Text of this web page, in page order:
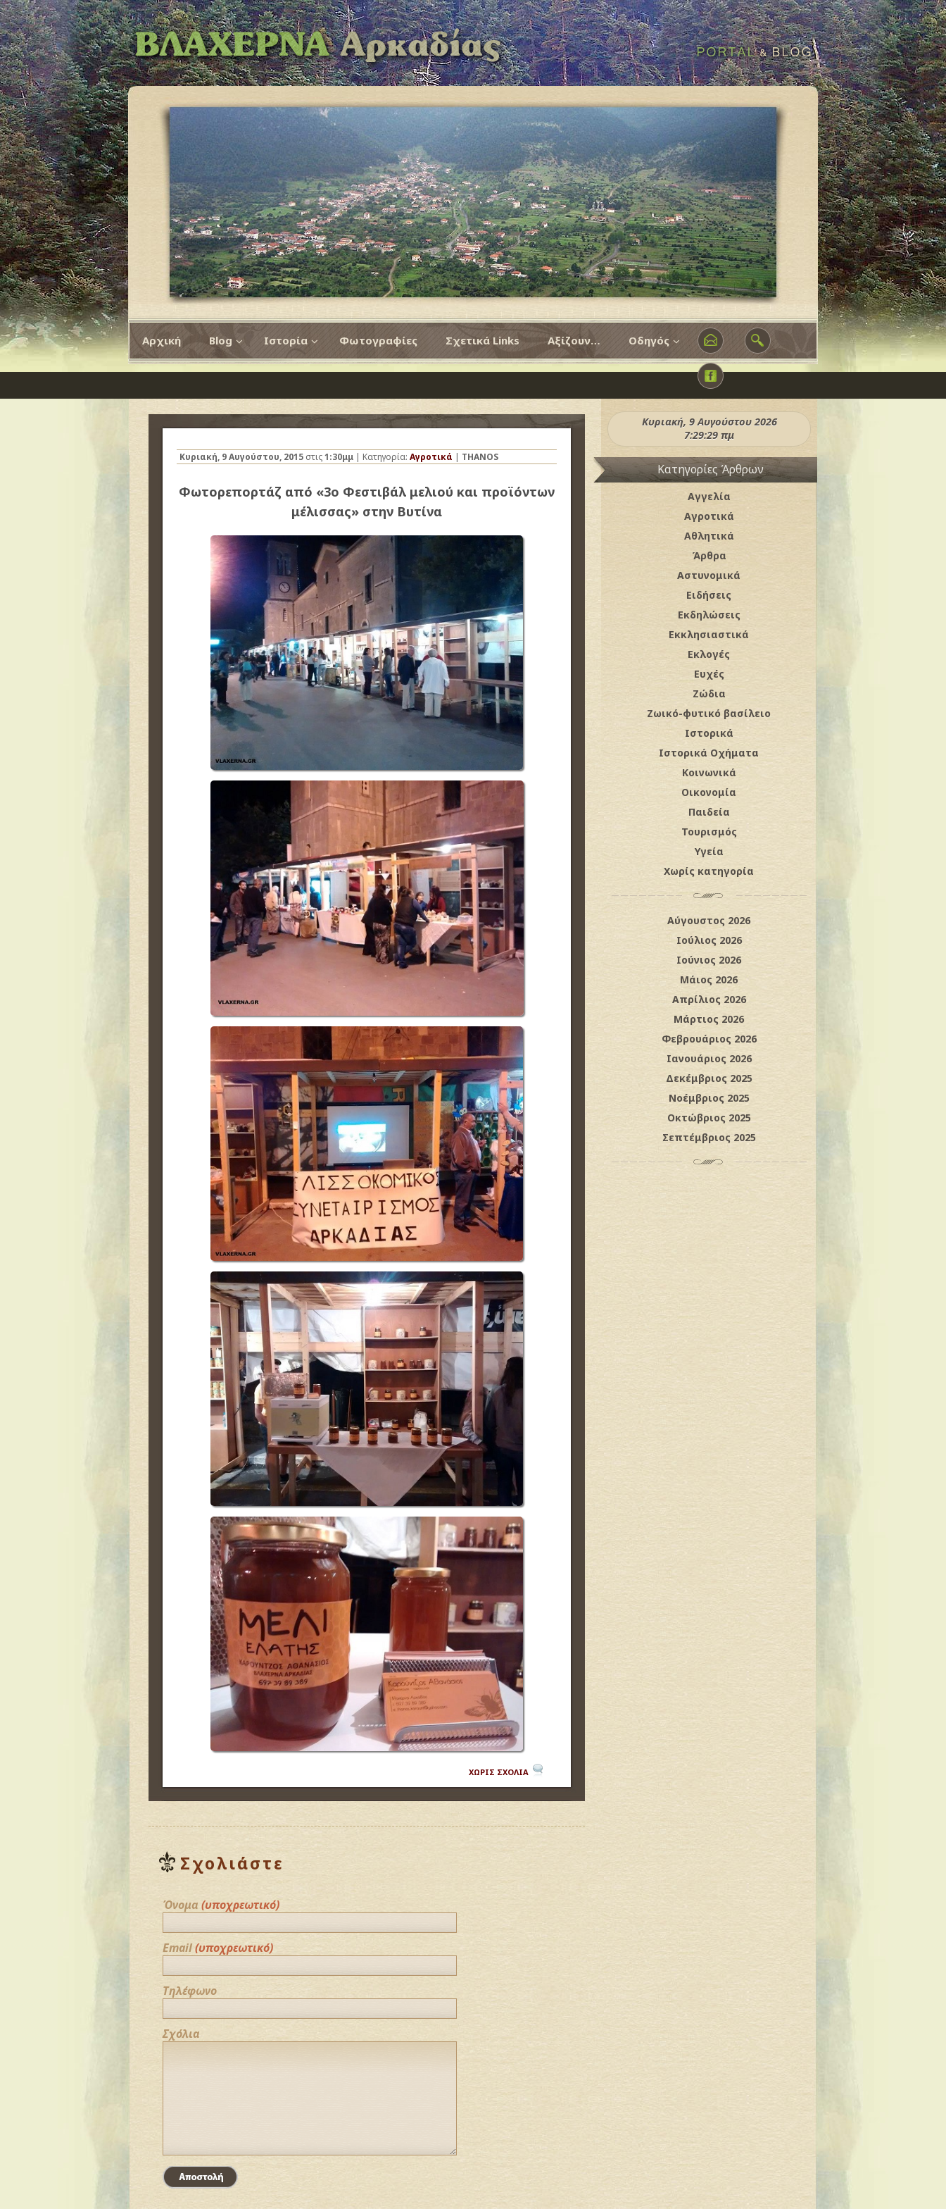
Αρχική Blog Ιστορία Φωτογραφίες Σχετικά Links Αξίζουν… Οδηγός
Κυριακή, 9 Αυγούστου, 2015 στις1:30μμ | Κατηγορία: Αγροτικά | THANOS
Φωτορεπορτάζ από «3ο Φεστιβάλ μελιού και προϊόντων
μέλισσας» στην Βυτίνα
ΧΩΡΙΣ ΣΧΟΛΙΑ
Σχολιάστε
Όνομα (υποχρεωτικό)
Email(υποχρεωτικό)
Τηλέφωνο
Σχόλια
Κυριακή, 9 Αυγούστου 2026
7:29:32 πμ
Κατηγορίες Άρθρων
Αγγελία
Αγροτικά
Αθλητικά
Άρθρα
Αστυνομικά
Ειδήσεις
Εκδηλώσεις
Εκκλησιαστικά
Εκλογές
Ευχές
Ζώδια
Ζωικό-φυτικό βασίλειο
Ιστορικά
Ιστορικά Οχήματα
Κοινωνικά
Οικονομία
Παιδεία
Τουρισμός
Υγεία
Χωρίς κατηγορία
Αύγουστος 2026
Ιούλιος 2026
Ιούνιος 2026
Μάιος 2026
Απρίλιος 2026
Μάρτιος 2026
Φεβρουάριος 2026
Ιανουάριος 2026
Δεκέμβριος 2025
Νοέμβριος 2025
Οκτώβριος 2025
Σεπτέμβριος 2025